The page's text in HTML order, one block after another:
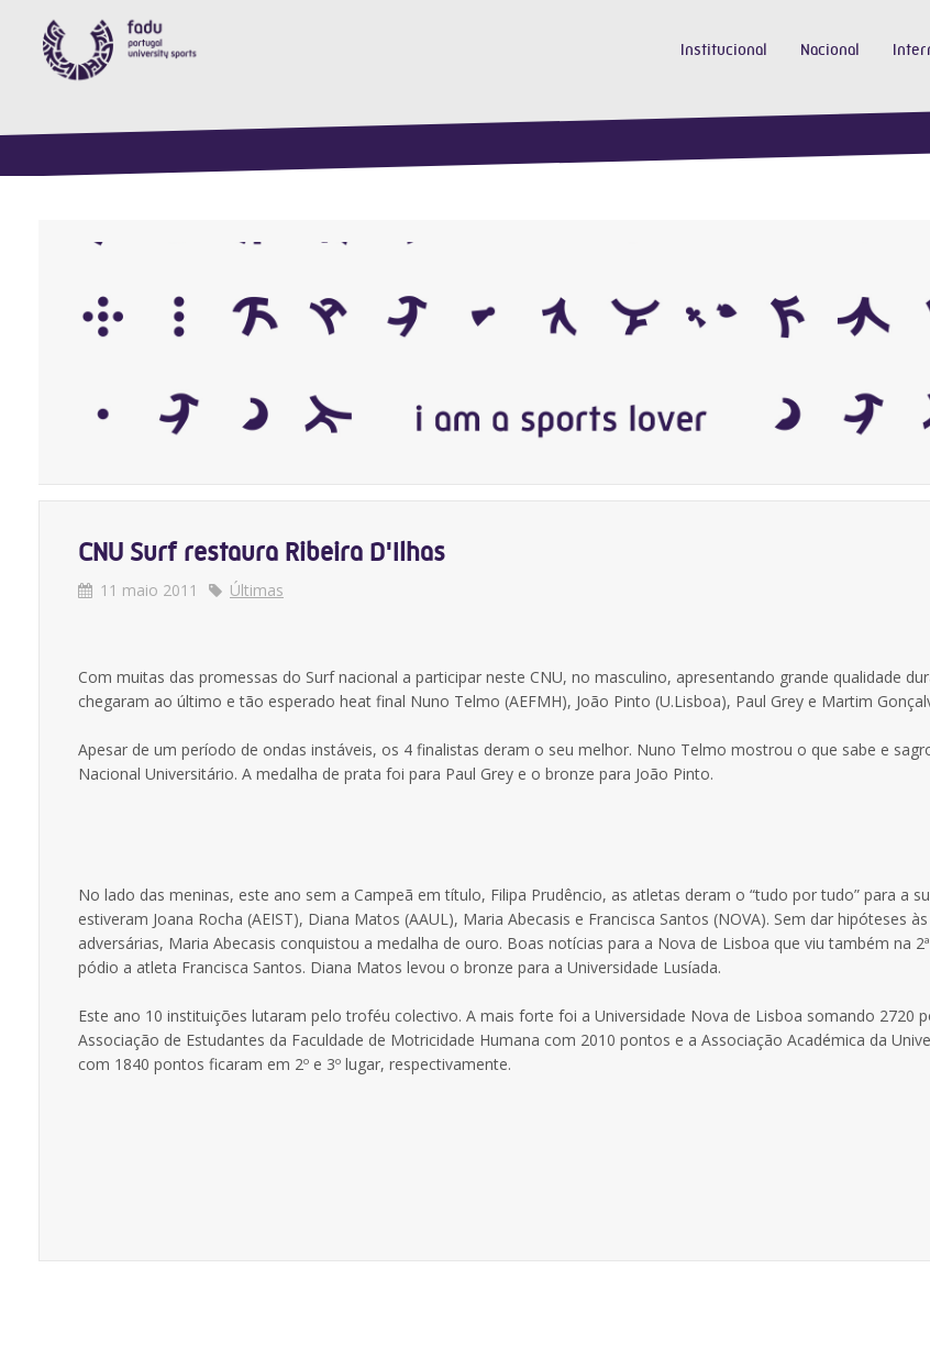
Institucional Nacional
CNU Surf restaura Ribeira D'Ilhas
11 maio 2011 Últimas
Com muitas das promessas do Surf nacional a participar neste CNU, no masculino, apresentando grande qualidade
chegaram ao último e tão esperado heat final Nuno Telmo (AEFMH), João Pinto (U.Lisboa), Paul Grey e Martim
Apesar de um período de ondas instáveis, os 4 finalistas deram o seu melhor. Nuno Telmo mostrou o que sabe e
Nacional Universitário. A medalha de prata foi para Paul Grey e o bronze para João Pinto.
No lado das meninas, este ano sem a Campeã em título, Filipa Prudêncio, as atletas deram o “tudo por tudo” para a
estiveram Joana Rocha (AEIST), Diana Matos (AAUL), Maria Abecasis e Francisca Santos (NOVA). Sem dar hipóteses
adversárias, Maria Abecasis conquistou a medalha de ouro. Boas notícias para a Nova de Lisboa que viu também na
pódio a atleta Francisca Santos. Diana Matos levou o bronze para a Universidade Lusíada.
Este ano 10 instituições lutaram pelo troféu colectivo. A mais forte foi a Universidade Nova de Lisboa somando 2720
Associação de Estudantes da Faculdade de Motricidade Humana com 2010 pontos e a Associação Académica da
com 1840 pontos ficaram em 2º e 3º lugar, respectivamente.